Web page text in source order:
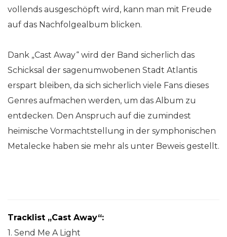
vollends ausgeschöpft wird, kann man mit Freude
auf das Nachfolgealbum blicken.
Dank „Cast Away“ wird der Band sicherlich das
Schicksal der sagenumwobenen Stadt Atlantis
erspart bleiben, da sich sicherlich viele Fans dieses
Genres aufmachen werden, um das Album zu
entdecken. Den Anspruch auf die zumindest
heimische Vormachtstellung in der symphonischen
Metalecke haben sie mehr als unter Beweis gestellt.
Tracklist „Cast Away“:
1. Send Me A Light